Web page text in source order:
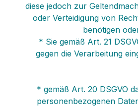
diese jedoch zur
oder Verteidigung von
benötigen
* Sie gemäß Art. 21
gegen die Verarbeitung
* gemäß Art. 20 DSGVO
personenbezogenen